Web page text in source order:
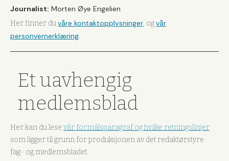
Journalist: Morten Øye Engelien
Her finner duvåre kontaktopplysninger, ogvår
personvernerklæring.
Et uavhengig
medlemsblad
Her kan du lese vår formålsparagraf og hvilke retningslinjer
som ligger til grunn for produksjonen av det redaktørstyre
fag- og medlemsbladet.